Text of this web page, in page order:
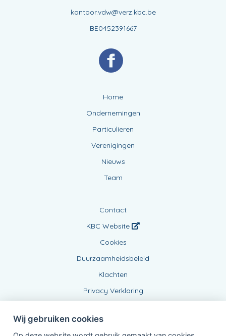
kantoor.vdw@verz.kbc.be
BE0452391667
Home
Ondernemingen
Particulieren
Verenigingen
Nieuws
Team
Contact
KBC Website
Cookies
Duurzaamheidsbeleid
Klachten
Privacy Verklaring
Wij gebruiken cookies